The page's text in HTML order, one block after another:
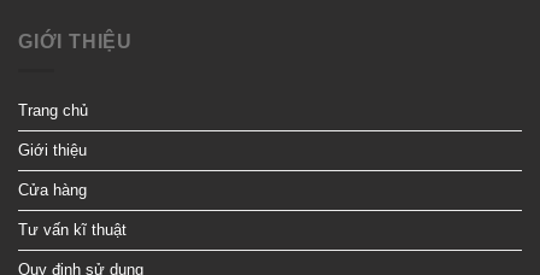
GIỚI THIỆU
Trang chủ
Giới thiệu
Cửa hàng
Tư vấn kĩ thuật
Quy định sử dụng